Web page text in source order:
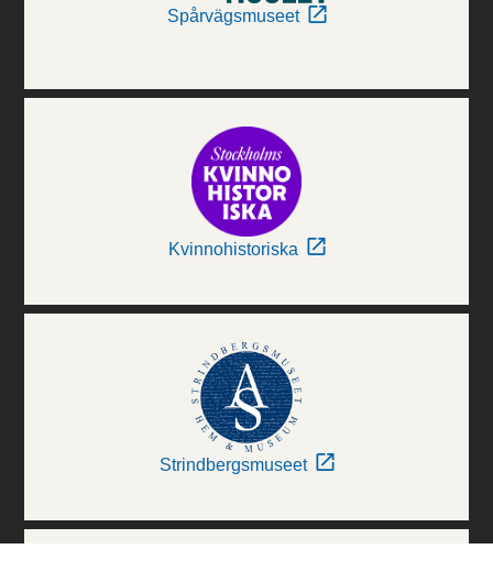
Spårvägsmuseet
Kvinnohistoriska
Strindbergsmuseet